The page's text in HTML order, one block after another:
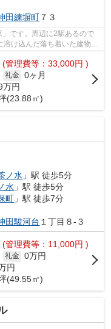
田練塀町 ７３
です。周辺に2駅あるので
け込んだ落ち着いた建物。
(管理費等：33,000円 )
礼金 0ヶ月
万円
(23.88㎡)
ノ水 」駅 徒歩5分
水 」駅 徒歩5分
町 」駅 徒歩7分
田駿河台 １丁目８-３
(管理費等：11,000円 )
礼金 0万円
円
(49.55㎡)